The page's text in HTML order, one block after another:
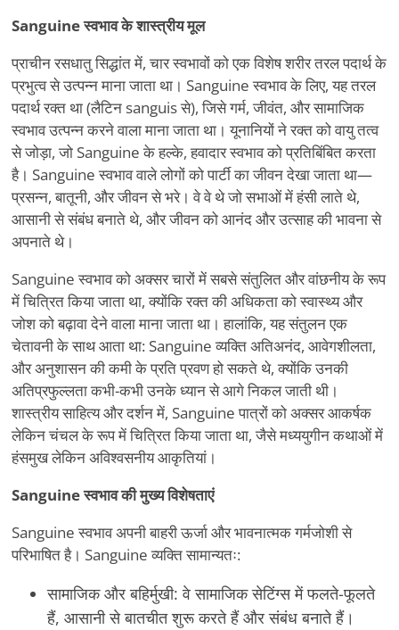
Sanguine स्वभाव के शास्त्रीय मूल
प्राचीन रसधातु सिद्धांत में, चार स्वभावों को एक विशेष शरीर तरल पदार्थ के
प्रभुत्व से उत्पन्न माना जाता था। Sanguine स्वभाव के लिए, यह तरल
पदार्थ रक्त था (लैटिन sanguis से), जिसे गर्म, जीवंत, और सामाजिक
स्वभाव उत्पन्न करने वाला माना जाता था। यूनानियों ने रक्त को वायु तत्व
से जोड़ा, जो Sanguine के हल्के, हवादार स्वभाव को प्रतिबिंबित करता
है। Sanguine स्वभाव वाले लोगों को पार्टी का जीवन देखा जाता था—
प्रसन्न, बातूनी, और जीवन से भरे। वे वे थे जो सभाओं में हंसी लाते थे,
आसानी से संबंध बनाते थे, और जीवन को आनंद और उत्साह की भावना से
अपनाते थे।
Sanguine स्वभाव को अक्सर चारों में सबसे संतुलित और वांछनीय के रूप
में चित्रित किया जाता था, क्योंकि रक्त की अधिकता को स्वास्थ्य और
जोश को बढ़ावा देने वाला माना जाता था। हालांकि, यह संतुलन एक
चेतावनी के साथ आता था: Sanguine व्यक्ति अतिअनंद, आवेगशीलता,
और अनुशासन की कमी के प्रति प्रवण हो सकते थे, क्योंकि उनकी
अतिप्रफुल्लता कभी-कभी उनके ध्यान से आगे निकल जाती थी।
शास्त्रीय साहित्य और दर्शन में, Sanguine पात्रों को अक्सर आकर्षक
लेकिन चंचल के रूप में चित्रित किया जाता था, जैसे मध्ययुगीन कथाओं में
हंसमुख लेकिन अविश्वसनीय आकृतियां।
Sanguine स्वभाव की मुख्य विशेषताएं
Sanguine स्वभाव अपनी बाहरी ऊर्जा और भावनात्मक गर्मजोशी से
परिभाषित है। Sanguine व्यक्ति सामान्यतः:
सामाजिक और बहिर्मुखी: वे सामाजिक सेटिंग्स में फलते-फूलते
हैं, आसानी से बातचीत शुरू करते हैं और संबंध बनाते हैं।